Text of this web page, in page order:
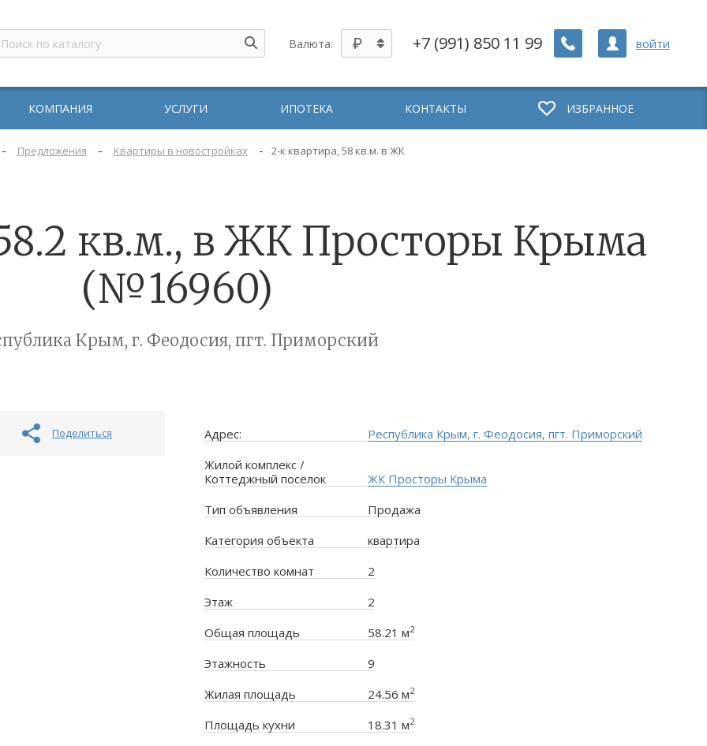
Валюта: +7 (991) 850 11 99 войти
КОМПАНИЯ УСЛУГИ ИПОТЕКА КОНТАКТЫ ИЗБРАННОЕ
- Предложения - Квартиры в новостройках - 2-к квартира, 58 кв.м. в ЖК
кв.м., в ЖК Просторы Крыма
(№16960)
Крым, г. Феодосия, пгт. Приморский
Поделиться Адрес:
Республика Крым, г. Феодосия, пгт. Приморский
Жилой комплекс /
Коттеджный посёлок
ЖК Просторы Крыма
Тип объявления
Продажа
Категория объекта
квартира
Количество комнат
2
Этаж
2
Общая площадь
58.21 м2
Этажность
9
Жилая площадь
24.56 м2
Площадь кухни 18.31 м2